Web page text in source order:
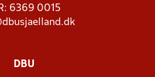
6369 0015
DBU